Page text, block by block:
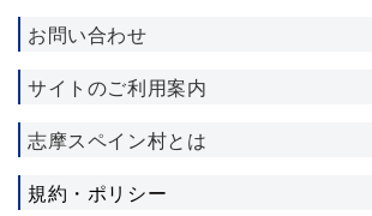
お問い合わせ
サイトのご利用案内
志摩スペイン村とは
規約・ポリシー